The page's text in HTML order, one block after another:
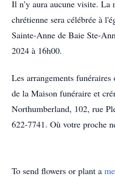
Il n’y aura aucune visite. La
chrétienne sera célébrée à
Sainte-Anne de Baie Ste-
2024 à 16h00.
Les arrangements
de la Maison funéraire et
Northumberland, 102, rue
622-7741. Où votre proche
To send flowers or plant a